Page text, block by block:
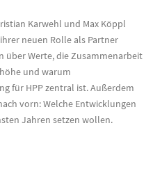
Karwehl und Max Köppl
neuen Rolle als Partner
über Werte, die Zusammenarbeit
und warum
für HPP zentral ist. Außerdem
vorn: Welche Entwicklungen
Jahren setzen wollen.